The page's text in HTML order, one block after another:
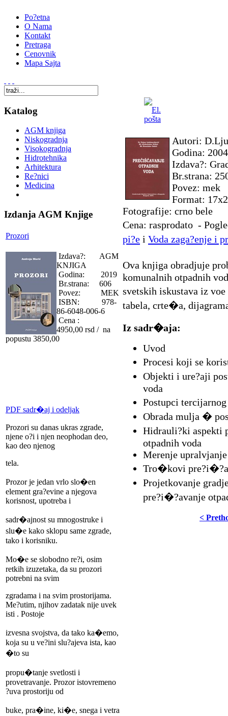
Po?etna
O Nama
Kontakt
Pretraga
Cenovnik
Mapa Sajta
Katalog
AGM knjiga
Niskogradnja
Visokogradnja
Hidrotehnika
Arhitektura
Re?nici
Medicina
Izdanja AGM Knjige
Prozori
Izdava?: AGM
KNJIGA
Godina: 2019
Br.strana: 606
Povez: MEK
ISBN: 978-
86-6048-006-6
Cena :
4950,00 rsd / na
popustu 3850,00
PDF sadr�aj i odeljak
Prozori su danas ukras zgrade,
njene o?i i njen neophodan deo,
kao deo njenog
tela.
Prozor je jedan vrlo slo�en
element gra?evine a njegova
korisnost, upotreba i
sadr�ajnost su mnogostruke i
slu�e kako sklopu same zgrade,
tako i korisniku.
Mo�e se slobodno re?i, osim
retkih izuzetaka, da su prozori
potrebni na svim
zgradama i na svim prostorijama.
Me?utim, njihov zadatak nije uvek
isti . Postoje
izvesna svojstva, da tako ka�emo,
koja su u ve?ini slu?ajeva ista, kao
�to su
propu�tanje svetlosti i
provetravanje. Prozor istovremeno
?uva prostoriju od
buke, pra�ine, ki�e, snega i vetra
Autori:
Godina:
Izdava?:
Br.strana:
Povez: mek
Format:
Fotografije: crno bele
Cena: rasprodato -
pi?e i Voda zaga?enje i
Ova knjiga obradjuje
komunalnih otpadnih
svetskih iskustava iz
tabela, crte�a,
Iz sadr�aja:
Uvod
Procesi koji se
Objekti i ure?aji
voda
Postupci
Obrada mulja �
Hidrauli?ki aspekti
otpadnih voda
Merenje
Tro�kovi
Projetkovanje
pre?i�?avanje
<